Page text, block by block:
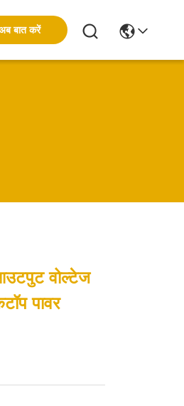
बात करें
वोल्टेज
पावर